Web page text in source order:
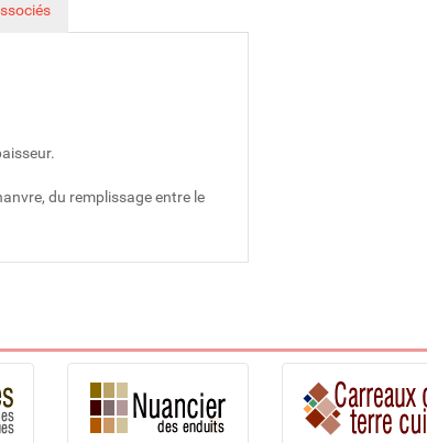
du remplissage entre le